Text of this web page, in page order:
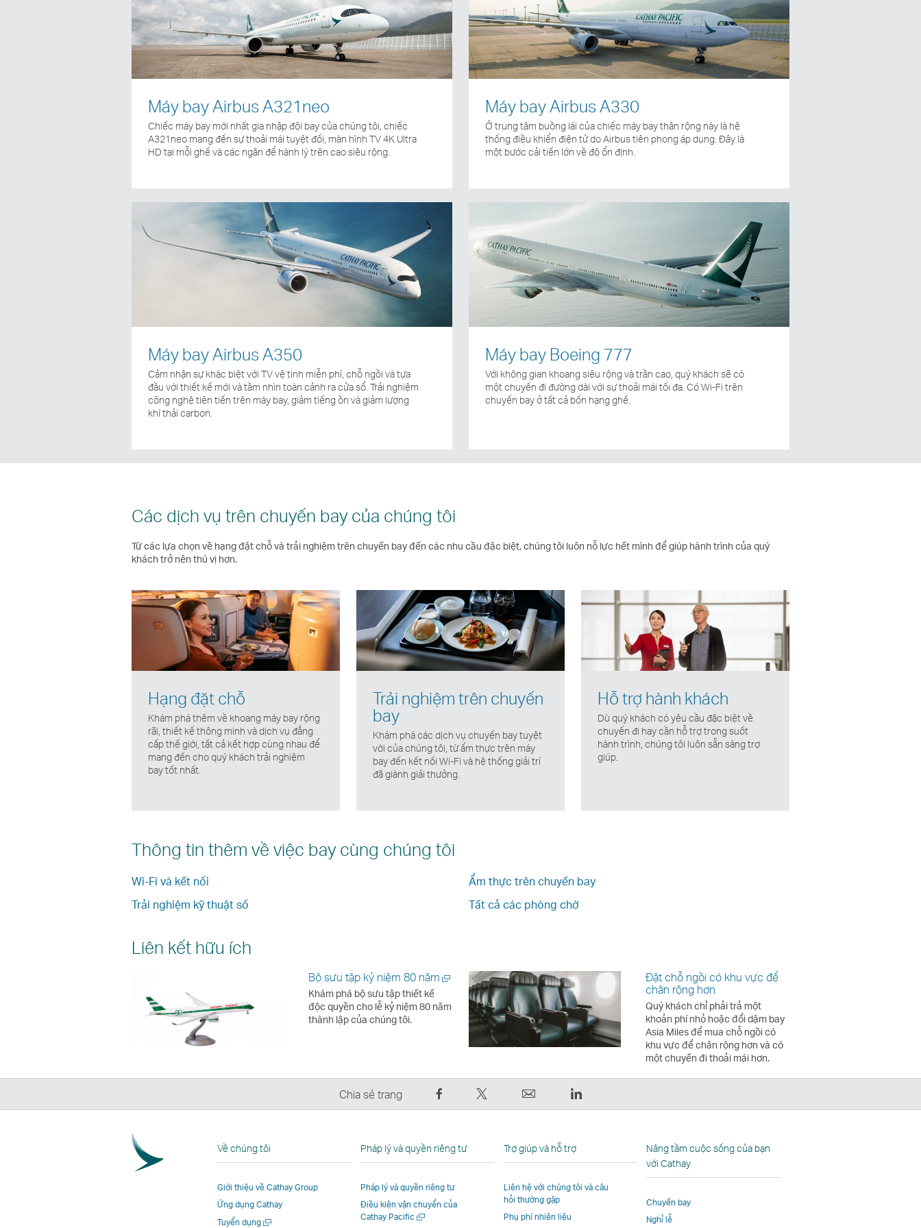
Máy bay Airbus A321neo
Chiếc máy bay mới nhất gia nhập đội bay của chúng tôi, chiếc
A321neo mang đến sự thoải mái tuyệt đối, màn hình TV 4K Ultra
HD tại mỗi ghế và các ngăn để hành lý trên cao siêu rộng.
Máy bay Airbus A330
Ở trung tâm buồng lái của chiếc máy bay thân rộng này là hệ
thống điều khiển điện tử do Airbus tiên phong áp dụng. Đây là
một bước cải tiến lớn về độ ổn định.
Máy bay Airbus A350
Cảm nhận sự khác biệt với TV vệ tinh miễn phí, chỗ ngồi và tựa
đầu với thiết kế mới và tầm nhìn toàn cảnh ra cửa sổ. Trải nghiệm
công nghệ tiên tiến trên máy bay, giảm tiếng ồn và giảm lượng
khí thải carbon.
Máy bay Boeing 777
Với không gian khoang siêu rộng và trần cao, quý khách sẽ có
một chuyến đi đường dài với sự thoải mái tối đa. Có Wi-Fi trên
chuyến bay ở tất cả bốn hạng ghế.
Các dịch vụ trên chuyến bay của chúng tôi
Từ các lựa chọn về hạng đặt chỗ và trải nghiệm trên chuyến bay đến các nhu cầu đặc biệt, chúng tôi luôn nỗ lực hết mình để giúp hành trình của quý
khách trở nên thú vị hơn.
Hạng đặt chỗ
Khám phá thêm về khoang máy bay rộng
rãi, thiết kế thông minh và dịch vụ đẳng
cấp thế giới, tất cả kết hợp cùng nhau để
mang đến cho quý khách trải nghiệm
bay tốt nhất.
Trải nghiệm trên chuyến
bay
Khám phá các dịch vụ chuyến bay tuyệt
vời của chúng tôi, từ ẩm thực trên máy
bay đến kết nối Wi-Fi và hệ thống giải trí
đã giành giải thưởng.
Hỗ trợ hành khách
Dù quý khách có yêu cầu đặc biệt về
chuyến đi hay cần hỗ trợ trong suốt
hành trình, chúng tôi luôn sẵn sàng trợ
giúp.
Thông tin thêm về việc bay cùng chúng tôi
Wi-Fi và kết nối
Ẩm thực trên chuyến bay
Trải nghiệm kỹ thuật số
Tất cả các phòng chờ
Liên kết hữu ích
Bộ sưu tập kỷ niệm 80 năm
Khám phá bộ sưu tập thiết kế
độc quyền cho lễ kỷ niệm 80 năm
thành lập của chúng tôi.
một
cửa
mới
Đặt chỗ ngồi có khu vực để
chân rộng hơn
Quý khách chỉ phải trả một
khoản phí nhỏ hoặc đổi dặm bay
Asia Miles để mua chỗ ngồi có
khu vực để chân rộng hơn và có
một chuyến đi thoải mái hơn.
Chia sẻ trang
sẻ
Facebook
kết
mở
lên
mở
trong
Liên
mở
một
cửa
sổ
LinkedIn
Liên
một
Về chúng tôi
Giới thiệu về Cathay Group
Ứng dụng Cathay
Tuyển dụngMở
Pháp lý và quyền riêng tư
Pháp lý và quyền riêng tư
Điều kiện vận chuyển của
Cathay PacificMở
Trợ giúp và hỗ trợ
Liên hệ với chúng tôi và câu
hỏi thường gặp
Phụ phí nhiên liệu
Nâng tầm cuộc sống của bạn
với Cathay
Chuyến bay
Nghỉ lễ